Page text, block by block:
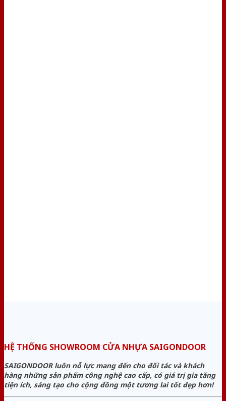
HỆ THỐNG SHOWROOM CỬA NHỰA SAIGONDOOR
SAIGONDOOR luôn nỗ lực mang đến cho đối tác và khách
hàng những sản phẩm công nghệ cao cấp, có giá trị gia tăng
tiện ích, sáng tạo cho cộng đồng một tương lai tốt đẹp hơn!